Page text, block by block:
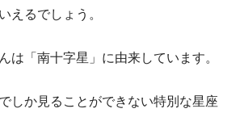
えるでしょう。
は「南十字星」に由来しています。
しか見ることができない特別な星座